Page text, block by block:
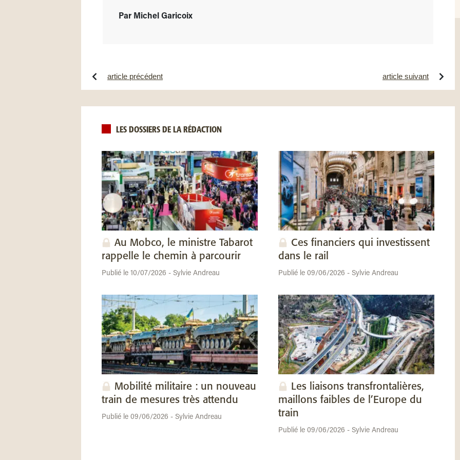
Par Michel Garicoix
article précédent article suivant
LES DOSSIERS DE LA RÉDACTION
Au Mobco, le ministre Tabarot
rappelle le chemin à parcourir
Publié le 10/07/2026 - Sylvie Andreau
Ces financiers qui investissent
dans le rail
Publié le 09/06/2026 - Sylvie Andreau
Mobilité militaire : un nouveau
train de mesures très attendu
Publié le 09/06/2026 - Sylvie Andreau
Les liaisons transfrontalières,
maillons faibles de l’Europe du
train
Publié le 09/06/2026 - Sylvie Andreau